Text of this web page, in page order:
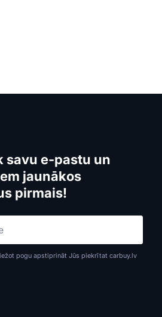
savu e-pastu un
jaunākos
pirmais!
pogu apstiprināt Jūs piekrītat carbuy.lv